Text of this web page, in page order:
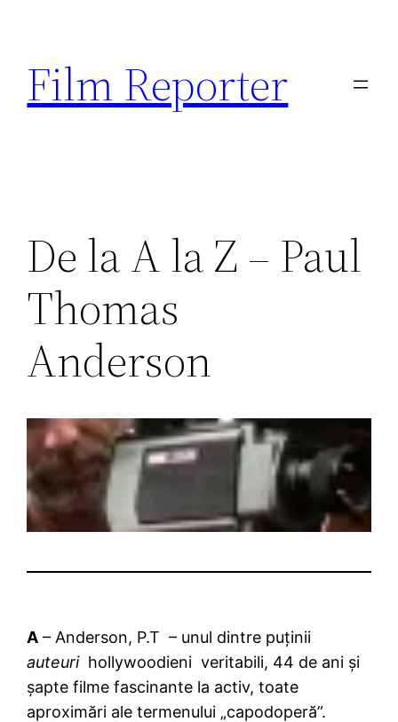
conținut
Film Reporter
De la A la Z – Paul
Thomas
Anderson
A – Anderson, P.T – unul dintre puținii
auteurihollywoodieni veritabili, 44 de ani și
șapte filme fascinante la activ, toate
aproximări ale termenului „capodoperă”.